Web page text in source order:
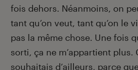
fois dehors. Néanmoins, on
tant qu’on veut, tant qu’on le
pas la même chose. Une fois
sorti, ça ne m’appartient plus.
souhaitais d’ailleurs, parce